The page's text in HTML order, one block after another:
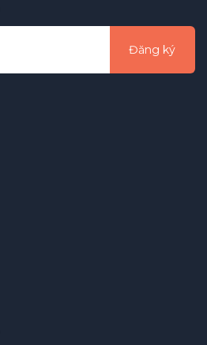
Đăng ký